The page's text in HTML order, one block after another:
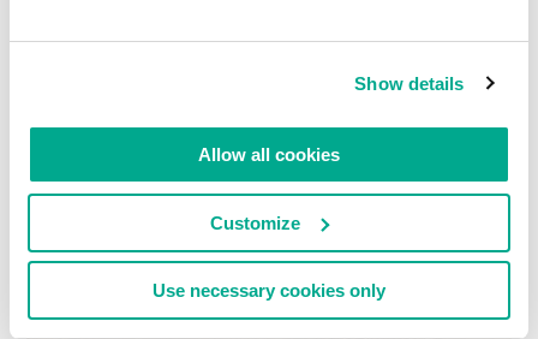
Show details
Allow all cookies
Customize
Use necessary cookies only